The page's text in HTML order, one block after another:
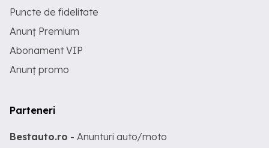
Puncte de fidelitate
Anunț Premium
Abonament VIP
Anunț promo
Parteneri
Bestauto.ro - Anunturi auto/moto